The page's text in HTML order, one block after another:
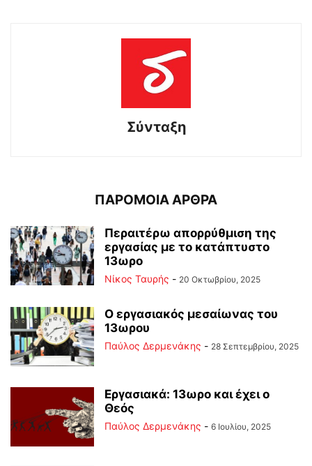
Σύνταξη
ΠΑΡΟΜΟΙΑ ΑΡΘΡΑ
Περαιτέρω απορρύθμιση της
εργασίας με το κατάπτυστο
13ωρο
Νίκος Ταυρής - 20 Οκτωβρίου, 2025
Ο εργασιακός μεσαίωνας του
13ωρου
Παύλος Δερμενάκης - 28 Σεπτεμβρίου, 2025
Εργασιακά: 13ωρο και έχει ο
Θεός
Παύλος Δερμενάκης - 6 Ιουλίου, 2025